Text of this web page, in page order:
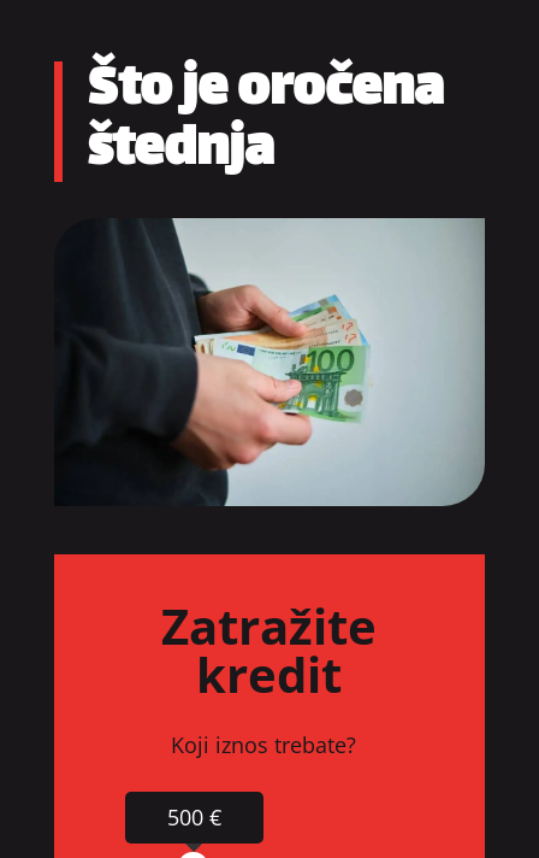
Što je oročena
štednja
Zatražite
kredit
Koji iznos trebate?
500 €